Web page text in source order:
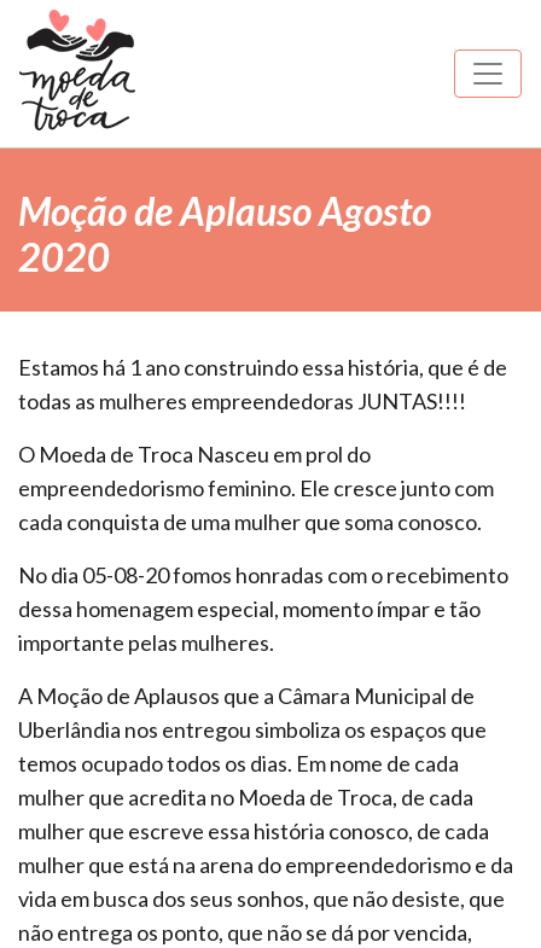
Moção de Aplauso Agosto
2020
Estamos há 1 ano construindo essa história, que é de
todas as mulheres empreendedoras JUNTAS!!!!
O Moeda de Troca Nasceu em prol do
empreendedorismo feminino. Ele cresce junto com
cada conquista de uma mulher que soma conosco.
No dia 05-08-20 fomos honradas com o recebimento
dessa homenagem especial, momento ímpar e tão
importante pelas mulheres.
A Moção de Aplausos que a Câmara Municipal de
Uberlândia nos entregou simboliza os espaços que
temos ocupado todos os dias. Em nome de cada
mulher que acredita no Moeda de Troca, de cada
mulher que escreve essa história conosco, de cada
mulher que está na arena do empreendedorismo e da
vida em busca dos seus sonhos, que não desiste, que
não entrega os ponto, que não se dá por vencida,